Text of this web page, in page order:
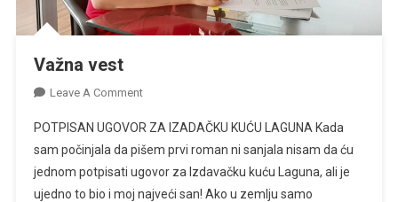
Važna vest
Leave A CommentOn
Vest
POTPISAN UGOVOR ZA IZADAČKU KUĆU LAGUNA Kada
sam počinjala da pišem prvi roman ni sanjala nisam da ću
jednom potpisati ugovor za Izdavačku kuću Laguna, ali je
ujedno to bio i moj najveći san! Ako u zemlju samo